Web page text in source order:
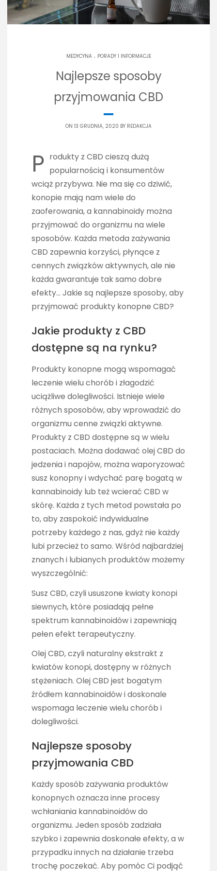
MEDYCYNA. PORADY I INFORMACJE
Najlepsze sposoby
przyjmowania CBD
ON 13 GRUDNIA, 2020 BY REDAKCJA
P rodukty z CBD cieszą dużą
popularnością i konsumentów
wciąż przybywa. Nie ma się co dziwić,
konopie mają nam wiele do
zaoferowania, a kannabinoidy można
przyjmować do organizmu na wiele
sposobów. Każda metoda zażywania
CBD zapewnia korzyści, płynące z
cennych związków aktywnych, ale nie
każda gwarantuje tak samo dobre
efekty… Jakie są najlepsze sposoby, aby
przyjmować produkty konopne CBD?
Jakie produkty z CBD
dostępne są na rynku?
Produkty konopne mogą wspomagać
leczenie wielu chorób i złagodzić
uciążliwe dolegliwości. Istnieje wiele
różnych sposobów, aby wprowadzić do
organizmu cenne związki aktywne.
Produkty z CBD dostępne są w wielu
postaciach. Można dodawać olej CBD do
jedzenia i napojów, można waporyzować
susz konopny i wdychać parę bogatą w
kannabinoidy lub też wcierać CBD w
skórę. Każda z tych metod powstała po
to, aby zaspokoić indywidualne
potrzeby każdego z nas, gdyż nie każdy
lubi przecież to samo. Wśród najbardziej
znanych i lubianych produktów możemy
wyszczególnić:
Susz CBD, czyli ususzone kwiaty konopi
siewnych, które posiadają pełne
spektrum kannabinoidów i zapewniają
pełen efekt terapeutyczny.
Olej CBD, czyli naturalny ekstrakt z
kwiatów konopi, dostępny w różnych
stężeniach. Olej CBD jest bogatym
źródłem kannabinoidów i doskonale
wspomaga leczenie wielu chorób i
dolegliwości.
Najlepsze sposoby
przyjmowania CBD
Każdy sposób zażywania produktów
konopnych oznacza inne procesy
wchłaniania kannabinoidów do
organizmu. Jeden sposób zadziała
szybko i zapewnia doskonałe efekty, a w
przypadku innych na działanie trzeba
trochę poczekać. Aby pomóc Ci podjąć